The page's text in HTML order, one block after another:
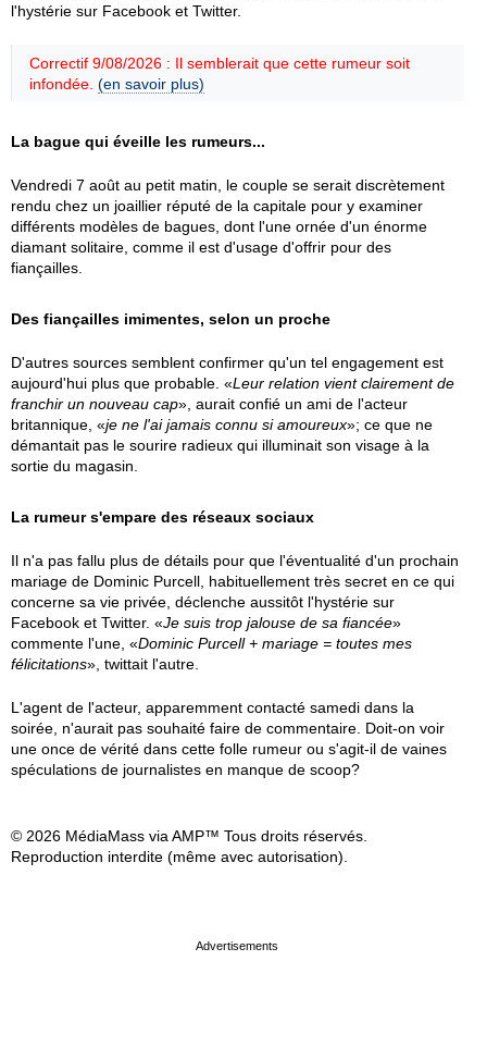
l'hystérie sur Facebook et Twitter.
Correctif 9/08/2026 : Il semblerait que cette rumeur soit
infondée. (en savoir plus)
La bague qui éveille les rumeurs...
Vendredi 7 août au petit matin, le couple se serait discrètement
rendu chez un joaillier réputé de la capitale pour y examiner
différents modèles de bagues, dont l'une ornée d'un énorme
diamant solitaire, comme il est d'usage d'offrir pour des
fiançailles.
Des fiançailles imimentes, selon un proche
D'autres sources semblent confirmer qu'un tel engagement est
aujourd'hui plus que probable. «Leur relation vient clairement de
franchir un nouveau cap», aurait confié un ami de l'acteur
britannique, «je ne l'ai jamais connu si amoureux»; ce que ne
démantait pas le sourire radieux qui illuminait son visage à la
sortie du magasin.
La rumeur s'empare des réseaux sociaux
Il n'a pas fallu plus de détails pour que l'éventualité d'un prochain
mariage de Dominic Purcell, habituellement très secret en ce qui
concerne sa vie privée, déclenche aussitôt l'hystérie sur
Facebook et Twitter. «Je suis trop jalouse de sa fiancée»
commente l'une, «Dominic Purcell + mariage = toutes mes
félicitations», twittait l'autre.
L'agent de l'acteur, apparemment contacté samedi dans la
soirée, n'aurait pas souhaité faire de commentaire. Doit-on voir
une once de vérité dans cette folle rumeur ou s'agit-il de vaines
spéculations de journalistes en manque de scoop?
© 2026 MédiaMass via AMP™ Tous droits réservés.
Reproduction interdite (même avec autorisation).